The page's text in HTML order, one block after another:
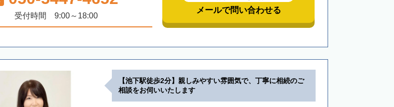
受付時間 9:00～18:00
メールで問い合わせる
【池下駅徒歩2分】親しみやすい雰囲気で、丁寧に相続のご
相談をお伺いいたします